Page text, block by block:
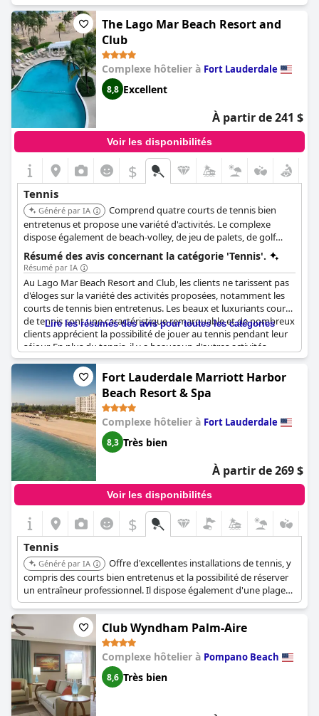
The Lago Mar Beach Resort and
Club
Complexe hôtelier à Fort Lauderdale
8,8 Excellent
À partir de 241 $
Voir les disponibilités
$
Tennis
Généré par IA
Comprend quatre courts de tennis bien
entretenus et propose une variété d'activités. Le complexe
dispose également de beach-volley, de jeu de palets, de golf
miniature et d'une aire de jeux.
Résumé des avis concernant la catégorie 'Tennis'.
Résumé par IA
Au Lago Mar Beach Resort and Club, les clients ne tarissent pas
d'éloges sur la variété des activités proposées, notamment les
courts de tennis bien entretenus. Les beaux et luxuriants courts
de tennis sont une caractéristique remarquable et de nombreux
clients apprécient la possibilité de jouer au tennis pendant leur
séjour. En plus du tennis, il y a beaucoup d'autres activités
comme le ping-pong, le shuffle board, le mini-golf et même des
hamacs et des aires de jeux pour les plus jeunes. Quelques
clients n'ont pas mentionné le tennis en particulier, mais dans
l'ensemble, l'assortiment d'équipements sportifs et d'activités de
la station a donné aux clients un sentiment d'engagement et de
satisfaction.
Lire les résumés des avis pour toutes les catégories
Fort Lauderdale Marriott Harbor
Beach Resort & Spa
Complexe hôtelier à Fort Lauderdale
8,3 Très bien
À partir de 269 $
Voir les disponibilités
$
Tennis
Généré par IA
Offre d'excellentes installations de tennis, y
compris des courts bien entretenus et la possibilité de réserver
un entraîneur professionnel. Il dispose également d'une plage
privée et d'un espace piscine relaxant.
Club Wyndham Palm-Aire
Complexe hôtelier à Pompano Beach
8,6 Très bien